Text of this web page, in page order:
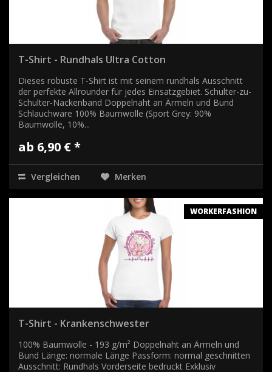
T-Shirt - Rundhals Ultra Cotton
Dieses robuste T-Shirt ist mit seinem rundhals Ausschnitt
der perfekte Allrounder für jedes Einsatzgebiet. Schulter-zu-
Schulter-Nackenband Doppelnaht an Ärmeln und Bund
Schlauchware 100% Baumwolle (Sport Grey: 90%
Baumwolle, 10%...
ab 6,90 € *
Vergleichen Merken
WORKERFASHION
T-Shirt - Krankenschwester
100% Baumwolle - 193 g/m² Doppelnaht an Ärmeln und
Bund Länge: normale Länge Passform: normal geschnitten
Ausschnitt: Rundhals Vorderseite bedruckt Exklusiv